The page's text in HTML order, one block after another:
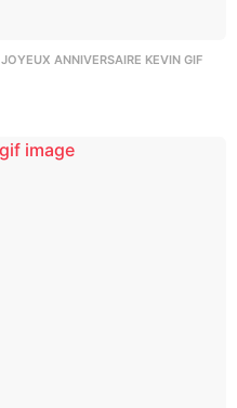
,JOYEUX ANNIVERSAIRE KEVIN GIF